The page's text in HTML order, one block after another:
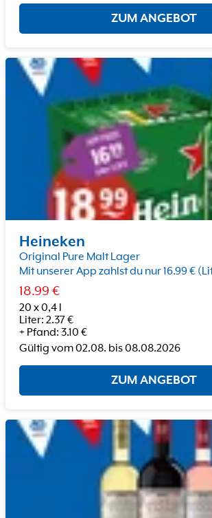
ZUM ANGEBOT
Heineken
Original Pure Malt Lager
Mit unserer App zahlst du nur 16.99 €
18.99 €
20 x 0,4 l
Liter: 2.37€
+ Pfand: 3.10 €
Gültig vom02.08. bis08.08.2026
ZUM ANGEBOT